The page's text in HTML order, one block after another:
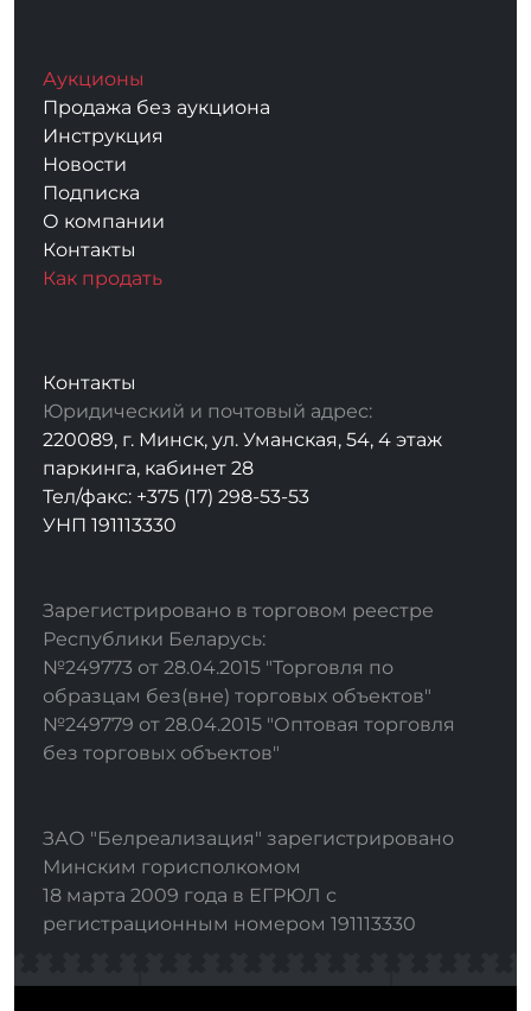
Аукционы
Продажа без аукциона
Инструкция
Новости
Подписка
О компании
Контакты
Как продать
Контакты
Юридический и почтовый адрес:
220089, г. Минск, ул. Уманская, 54, 4 этаж
паркинга, кабинет 28
Тел/факс: +375 (17) 298-53-53
УНП 191113330
Зарегистрировано в торговом реестре
Республики Беларусь:
№249773 от 28.04.2015 "Торговля по
образцам без(вне) торговых объектов"
№249779 от 28.04.2015 "Оптовая торговля
без торговых объектов"
ЗАО "Белреализация" зарегистрировано
Минским горисполкомом
18 марта 2009 года в ЕГРЮЛ с
регистрационным номером 191113330